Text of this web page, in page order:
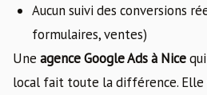
Aucun suivi des conversions
formulaires, ventes)
Une agence Google Ads à Nice
local fait toute la différence. Elle